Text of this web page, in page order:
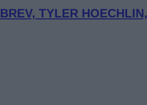
TYLER HOECHLIN,